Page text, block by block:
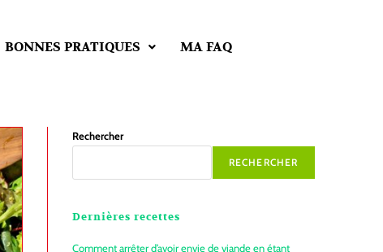
BONNES PRATIQUES MA FAQ
Rechercher
RECHERCHER
Dernières recettes
Comment arrêter d’avoir envie de viande en étant